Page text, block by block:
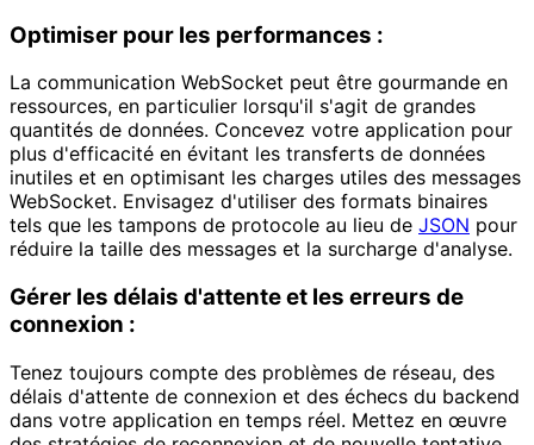
Optimiser pour les performances :
La communication WebSocket peut être gourmande en
ressources, en particulier lorsqu'il s'agit de grandes
quantités de données. Concevez votre application pour
plus d'efficacité en évitant les transferts de données
inutiles et en optimisant les charges utiles des messages
WebSocket. Envisagez d'utiliser des formats binaires
tels que les tampons de protocole au lieu de JSON pour
réduire la taille des messages et la surcharge d'analyse.
Gérer les délais d'attente et les erreurs de
connexion :
Tenez toujours compte des problèmes de réseau, des
délais d'attente de connexion et des échecs du backend
dans votre application en temps réel. Mettez en œuvre